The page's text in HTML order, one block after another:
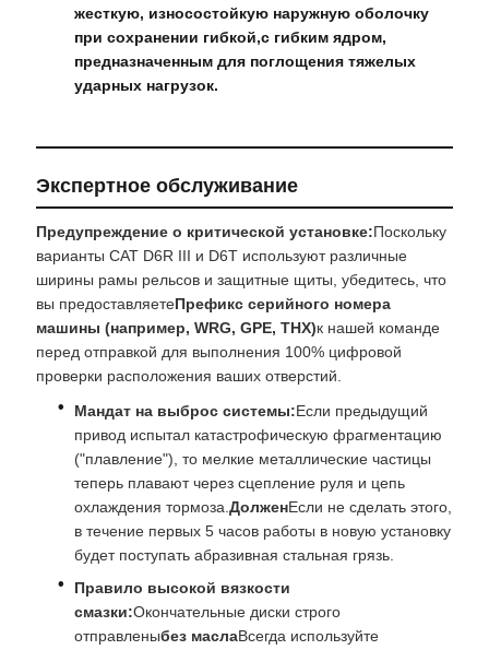
жесткую, износостойкую наружную оболочку
при сохранении гибкой,с гибким ядром,
предназначенным для поглощения тяжелых
ударных нагрузок.
Экспертное обслуживание
Предупреждение о критической установке:Поскольку
варианты CAT D6R III и D6T используют различные
ширины рамы рельсов и защитные щиты, убедитесь, что
вы предоставляетеПрефикс серийного номера
машины (например, WRG, GPE, THX)к нашей команде
перед отправкой для выполнения 100% цифровой
проверки расположения ваших отверстий.
Мандат на выброс системы:Если предыдущий
привод испытал катастрофическую фрагментацию
("плавление"), то мелкие металлические частицы
теперь плавают через сцепление руля и цепь
охлаждения тормоза.ДолженЕсли не сделать этого,
в течение первых 5 часов работы в новую установку
будет поступать абразивная стальная грязь.
Правило высокой вязкости
смазки:Окончательные диски строго
отправленыбез маслаВсегда используйте